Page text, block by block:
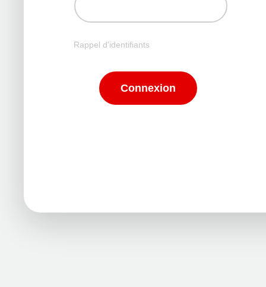
Rappel d'identifiants